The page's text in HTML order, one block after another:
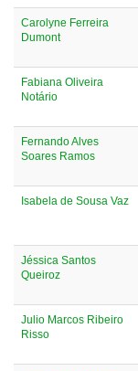
Carolyne Ferreira
Dumont
Fabiana Oliveira
Notário
Fernando Alves
Soares Ramos
Isabela de Sousa Vaz
Jéssica Santos
Queiroz
Julio Marcos Ribeiro
Risso